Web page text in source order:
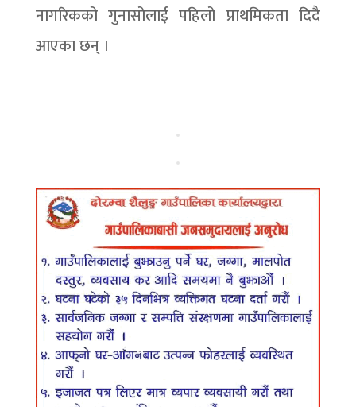
नागरिकको गुनासोलाई पहिलो प्राथमिकता दिदै
आएका छन् ।